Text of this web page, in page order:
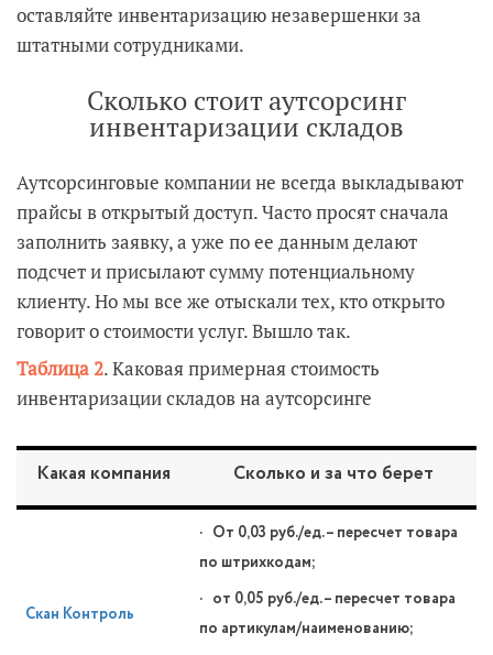
оставляйте инвентаризацию незавершенки за
штатными сотрудниками.
Сколько стоит аутсорсинг
инвентаризации складов
Аутсорсинговые компании не всегда выкладывают
прайсы в открытый доступ. Часто просят сначала
заполнить заявку, а уже по ее данным делают
подсчет и присылают сумму потенциальному
клиенту. Но мы все же отыскали тех, кто открыто
говорит о стоимости услуг. Вышло так.
Таблица 2. Каковая примерная стоимость
инвентаризации складов на аутсорсинге
Какая компания Сколько и за что берет
Скан Контроль
· От 0,03 руб./ед. – пересчет товара
по штрихкодам;
· от 0,05 руб./ед. – пересчет товара
по артикулам/наименованию;